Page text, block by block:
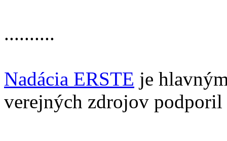
..........
Nadácia ERSTE je
verejných zdrojov podporil